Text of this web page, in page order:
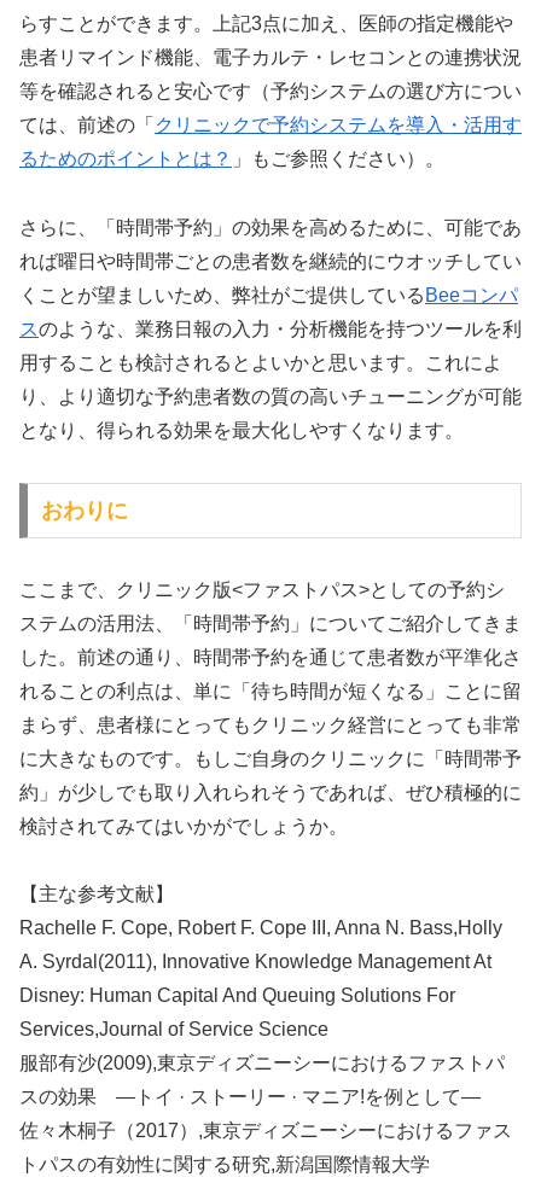
らすことができます。上記3点に加え、医師の指定機能や
患者リマインド機能、電子カルテ・レセコンとの連携状況
等を確認されると安心です（予約システムの選び方につい
ては、前述の「 クリニックで予約システムを導入・活用す
るためのポイントとは？ 」もご参照ください）。
さらに、「時間帯予約」の効果を高めるために、可能であ
れば曜日や時間帯ごとの患者数を継続的にウオッチしてい
くことが望ましいため、弊社がご提供している Beeコンパ
スのような、業務日報の入力・分析機能を持つツールを利
用することも検討されるとよいかと思います。これによ
り、より適切な予約患者数の質の高いチューニングが可能
となり、得られる効果を最大化しやすくなります。
おわりに
ここまで、クリニック版<ファストパス>としての予約シ
ステムの活用法、「時間帯予約」についてご紹介してきま
した。前述の通り、時間帯予約を通じて患者数が平準化さ
れることの利点は、単に「待ち時間が短くなる」ことに留
まらず、患者様にとってもクリニック経営にとっても非常
に大きなものです。もしご自身のクリニックに「時間帯予
約」が少しでも取り入れられそうであれば、ぜひ積極的に
検討されてみてはいかがでしょうか。
【主な参考文献】
Rachelle F. Cope, Robert F. Cope III, Anna N. Bass,Holly
A. Syrdal(2011), Innovative Knowledge Management At
Disney: Human Capital And Queuing Solutions For
Services,Journal of Service Science
服部有沙(2009),東京ディズニーシーにおけるファストパ
スの効果 —トイ · ストーリー · マニア!を例として—
佐々木桐子（2017）,東京ディズニーシーにおけるファス
トパスの有効性に関する研究,新潟国際情報大学